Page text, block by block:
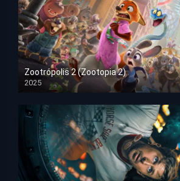
Zootrópolis 2 (Zootopia 2)
2025
HD 1080p